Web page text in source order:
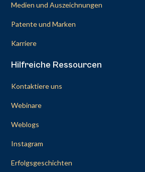
Medien und Auszeichnungen
Patente und Marken
Karriere
Hilfreiche Ressourcen
Kontaktiere uns
Webinare
Weblogs
Instagram
Erfolgsgeschichten